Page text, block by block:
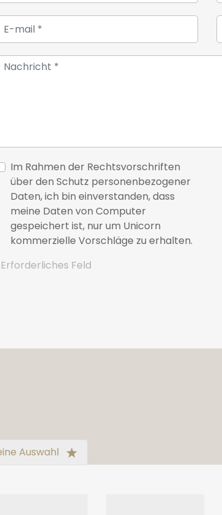
Im Rahmen der Rechtsvorschriften
über den Schutz personenbezogener
Daten, ich bin einverstanden, dass
meine Daten von Computer
gespeichert ist, nur um Unicorn
kommerzielle Vorschläge zu erhalten.
Feld
Auswahl